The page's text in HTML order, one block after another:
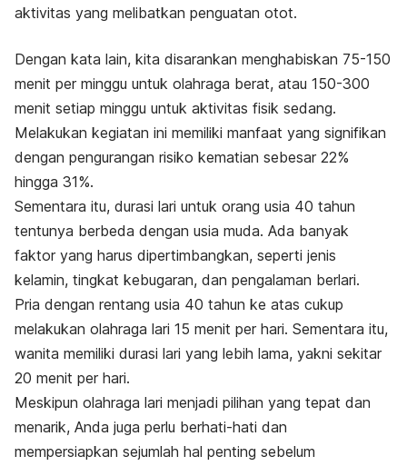
aktivitas yang melibatkan penguatan otot.
Dengan kata lain, kita disarankan menghabiskan 75-150
menit per minggu untuk olahraga berat, atau 150-300
menit setiap minggu untuk aktivitas fisik sedang.
Melakukan kegiatan ini memiliki manfaat yang signifikan
dengan pengurangan risiko kematian sebesar 22%
hingga 31%.
Sementara itu, durasi lari untuk orang usia 40 tahun
tentunya berbeda dengan usia muda. Ada banyak
faktor yang harus dipertimbangkan, seperti jenis
kelamin, tingkat kebugaran, dan pengalaman berlari.
Pria dengan rentang usia 40 tahun ke atas cukup
melakukan olahraga lari 15 menit per hari. Sementara itu,
wanita memiliki durasi lari yang lebih lama, yakni sekitar
20 menit per hari.
Meskipun olahraga lari menjadi pilihan yang tepat dan
menarik, Anda juga perlu berhati-hati dan
mempersiapkan sejumlah hal penting sebelum